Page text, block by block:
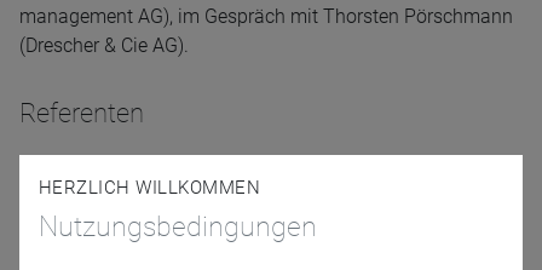
management AG), im Gespräch mit Thorsten Pörschmann
(Drescher & Cie AG).
Referenten
HERZLICH WILLKOMMEN
Nutzungsbedingungen